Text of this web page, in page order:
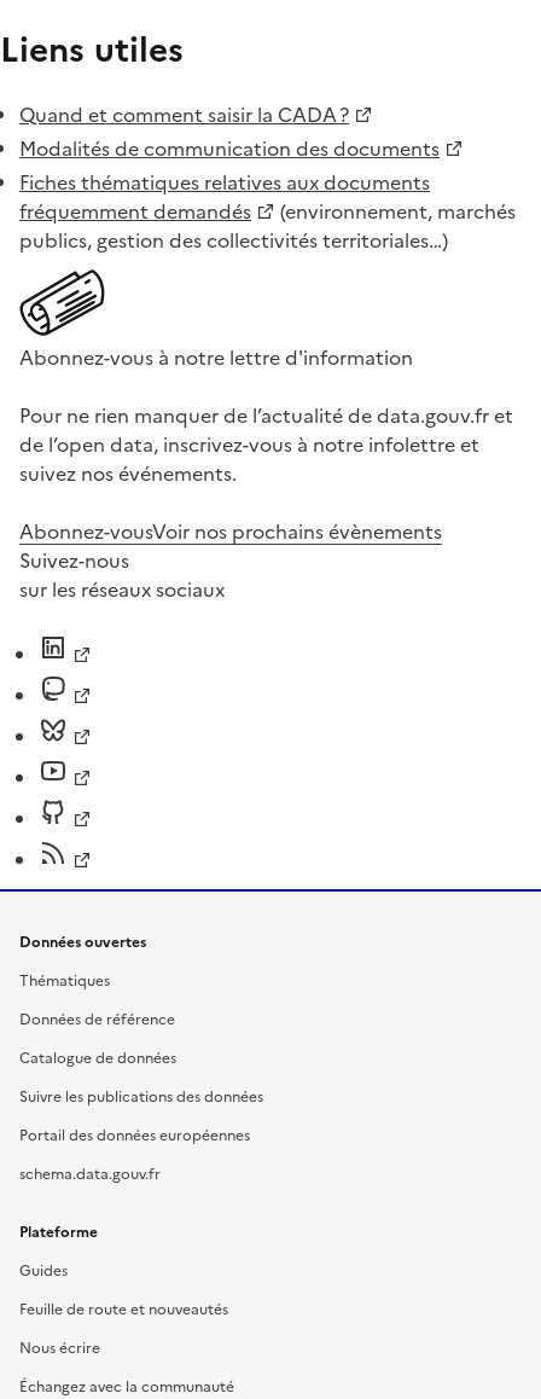
Liens utiles
Quand et comment saisir la CADA ?
Modalités de communication des documents
Fiches thématiques relatives aux documents
fréquemment demandés
(environnement, marchés
publics, gestion des collectivités territoriales…)
Abonnez-vous à notre lettre d'information
Pour ne rien manquer de l’actualité de data.gouv.fr et
de l’open data, inscrivez-vous à notre infolettre et
suivez nos événements.
Abonnez-vousVoir nos prochains évènements
Suivez-nous
sur les réseaux sociaux
Données ouvertes
Thématiques
Données de référence
Catalogue de données
Suivre les publications des données
Portail des données européennes
schema.data.gouv.fr
Plateforme
Guides
Feuille de route et nouveautés
Nous écrire
Échangez avec la communauté